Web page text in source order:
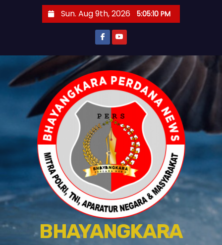
Sun. Aug 9th, 2026 5:05:12 PM
BHAYANGKARA